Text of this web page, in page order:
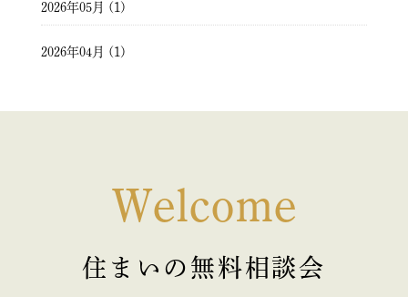
2026年05月 (1)
2026年04月 (1)
2025年11月 (2)
Welcome
住まいの無料相談会